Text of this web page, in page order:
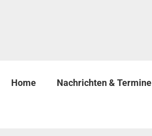
Home Nachrichten & Termine